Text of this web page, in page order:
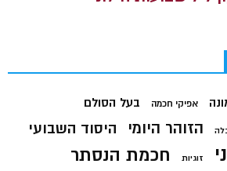
אפיקי חכמה בעל הסולם
הזוהר היומי היסוד השבועי
זוגיות חכמת הנסתר